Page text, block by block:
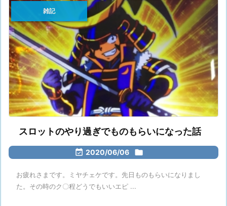
スロットのやり過ぎでものもらいになった話
 2020/06/06 
雑記
お疲れさまです。ミヤチェケです。先日ものもらいになりまし
た。その時のク〇程どうでもいいエピ ...